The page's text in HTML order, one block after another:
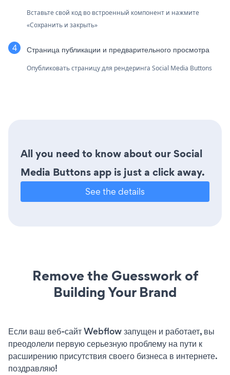
Вставьте свой код во встроенный компонент и нажмите
«Сохранить и закрыть»
Страница публикации и предварительного просмотра
Опубликовать страницу для рендеринга Social Media Buttons
All you need to know about our Social
Media Buttons app is just a click away.
See the details
Remove the Guesswork of
Building Your Brand
Если ваш веб-сайт Webflow запущен и работает, вы
преодолели первую серьезную проблему на пути к
расширению присутствия своего бизнеса в интернете.
поздравляю!